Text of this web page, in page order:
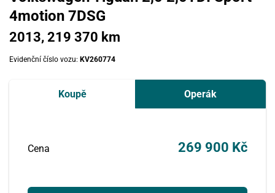
4motion 7DSG
2013, 219 370 km
Evidenční číslo vozu: KV260774
Koupě Operák
Cena 269 900 Kč